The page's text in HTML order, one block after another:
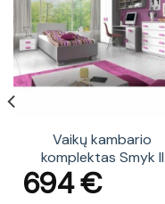
Vaikų kambario
komplektas Smyk II
694€